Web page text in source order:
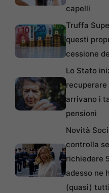
capelli
Truffa
questi
cessione
Lo Stato
recuperare
arrivano i
pensioni
Novità
controlla
richiedere
adesso ne
(quasi) tutti